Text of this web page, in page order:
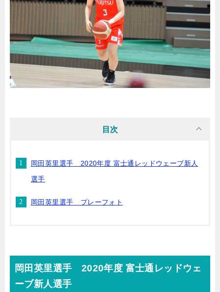
目次
岡田英里選手 2020年度 富士通レッドウェーブ新人
選手
岡田英里選手 プレーフォト
岡田英里選手 2020年度 富士通レッドウェ
ーブ新人選手